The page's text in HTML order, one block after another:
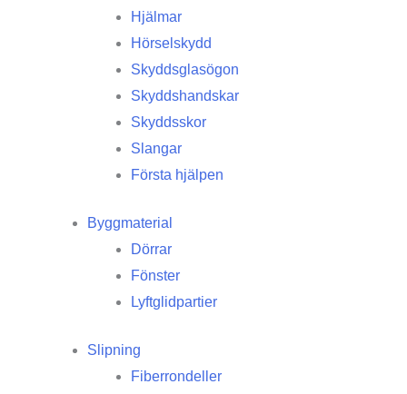
Hjälmar
Hörselskydd
Skyddsglasögon
Skyddshandskar
Skyddsskor
Slangar
Första hjälpen
Byggmaterial
Dörrar
Fönster
Lyftglidpartier
Slipning
Fiberrondeller